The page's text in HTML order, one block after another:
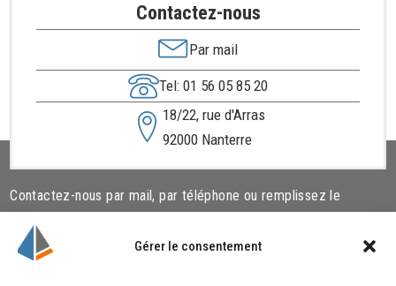
Gérer le consentement
Contactez-nous
Par mail
Tel: 01 56 05 85 20
18/22, rue d'Arras
92000 Nanterre
Contactez-nous par mail, par téléphone ou remplissez le